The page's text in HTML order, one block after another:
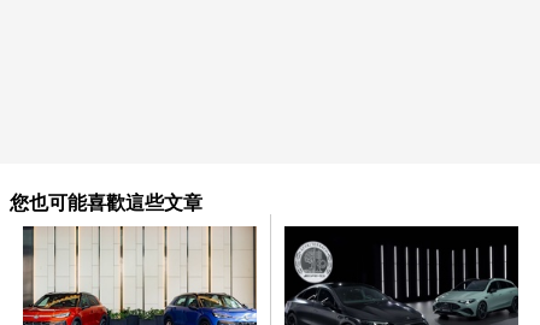
您也可能喜歡這些文章